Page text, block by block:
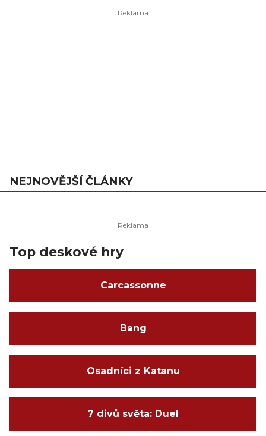
NEJNOVĚJŠÍ ČLÁNKY
Top deskové hry
Carcassonne
Bang
Osadníci z Katanu
7 divů světa: Duel